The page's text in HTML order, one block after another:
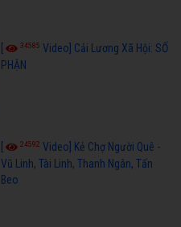
34585 Video] Cải Lương Xã Hội: SỐ
PHẬN
24592 Video] Kẻ Chợ Người Quê -
Vũ Linh, Tài Linh, Thanh Ngân, Tấn
Beo